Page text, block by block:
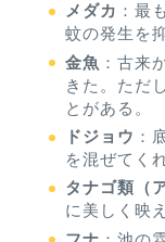
メダカ ：最
蚊の発生を
金魚 ：古来
きた。ただ
とがある。
ドジョウ ：
を混ぜてく
タナゴ類（
に美しく映